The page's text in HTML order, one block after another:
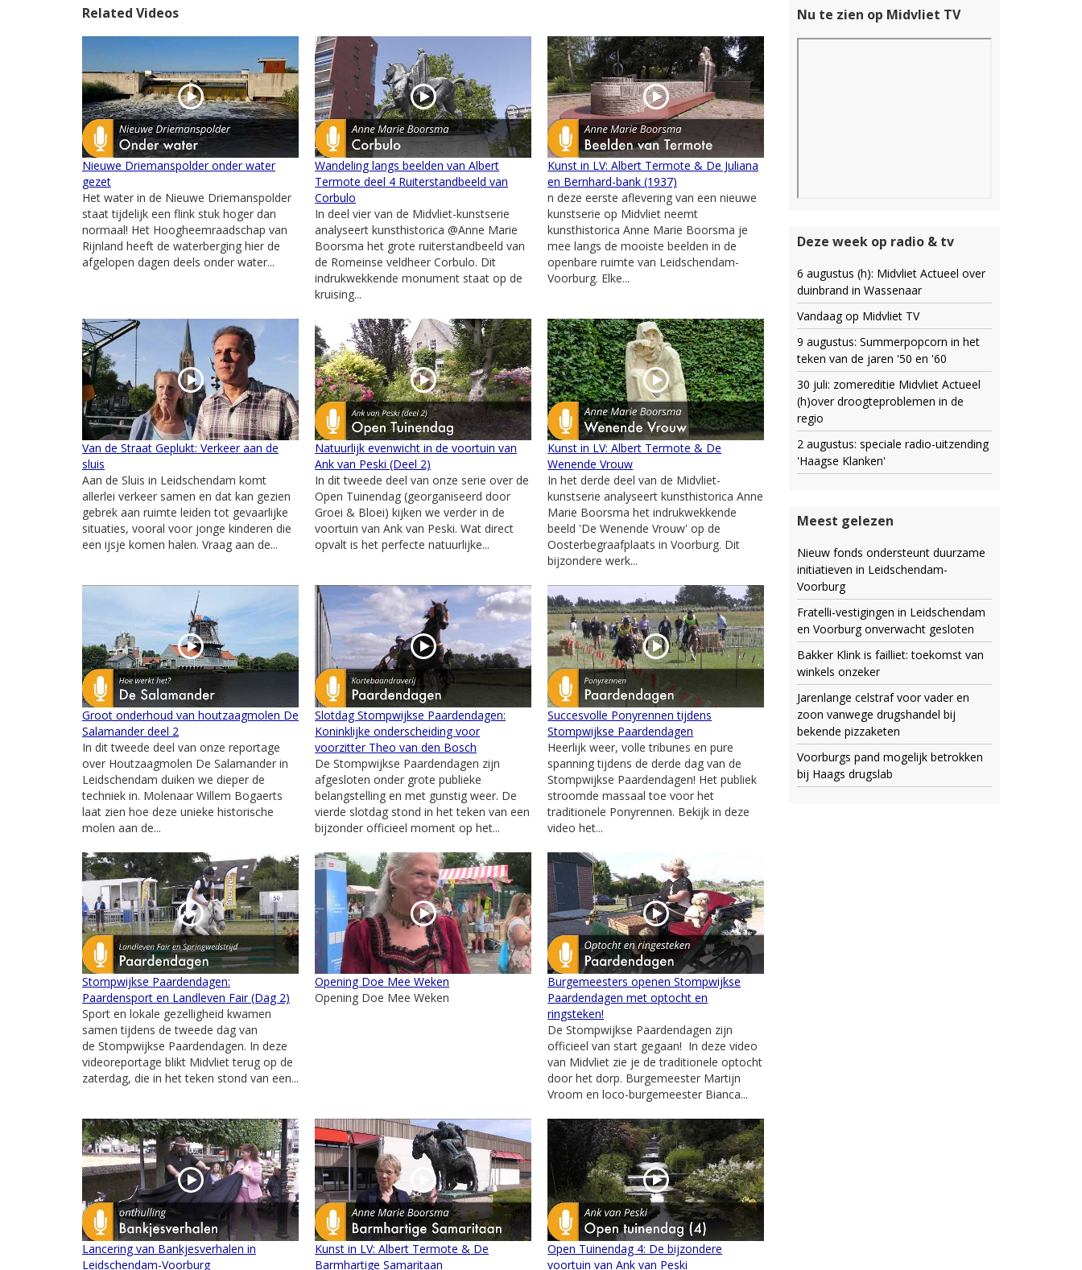
Related Videos
Nieuwe Driemanspolder onder water
gezet
Het water in de Nieuwe Driemanspolder
staat tijdelijk een flink stuk hoger dan
normaal! Het Hoogheemraadschap van
Rijnland heeft de waterberging hier de
afgelopen dagen deels onder water...
Wandeling langs beelden van Albert
Termote deel 4 Ruiterstandbeeld van
Corbulo
In deel vier van de Midvliet-kunstserie
analyseert kunsthistorica @Anne Marie
Boorsma het grote ruiterstandbeeld van
de Romeinse veldheer Corbulo. Dit
indrukwekkende monument staat op de
kruising...
Kunst in LV: Albert Termote & De Juliana
en Bernhard-bank (1937)
n deze eerste aflevering van een nieuwe
kunstserie op Midvliet neemt
kunsthistorica Anne Marie Boorsma je
mee langs de mooiste beelden in de
openbare ruimte van Leidschendam-
Voorburg. Elke...
Van de Straat Geplukt: Verkeer aan de
sluis
Aan de Sluis in Leidschendam komt
allerlei verkeer samen en dat kan gezien
gebrek aan ruimte leiden tot gevaarlijke
situaties, vooral voor jonge kinderen die
een ijsje komen halen. Vraag aan de...
Natuurlijk evenwicht in de voortuin van
Ank van Peski (Deel 2)
In dit tweede deel van onze serie over de
Open Tuinendag (georganiseerd door
Groei & Bloei) kijken we verder in de
voortuin van Ank van Peski. Wat direct
opvalt is het perfecte natuurlijke...
Kunst in LV: Albert Termote & De
Wenende Vrouw
In het derde deel van de Midvliet-
kunstserie analyseert kunsthistorica Anne
Marie Boorsma het indrukwekkende
beeld 'De Wenende Vrouw' op de
Oosterbegraafplaats in Voorburg. Dit
bijzondere werk...
Groot onderhoud van houtzaagmolen De
Salamander deel 2
In dit tweede deel van onze reportage
over Houtzaagmolen De Salamander in
Leidschendam duiken we dieper de
techniek in. Molenaar Willem Bogaerts
laat zien hoe deze unieke historische
molen aan de...
Slotdag Stompwijkse Paardendagen:
Koninklijke onderscheiding voor
voorzitter Theo van den Bosch
De Stompwijkse Paardendagen zijn
afgesloten onder grote publieke
belangstelling en met gunstig weer. De
vierde slotdag stond in het teken van een
bijzonder officieel moment op het...
Succesvolle Ponyrennen tijdens
Stompwijkse Paardendagen
Heerlijk weer, volle tribunes en pure
spanning tijdens de derde dag van de
Stompwijkse Paardendagen! Het publiek
stroomde massaal toe voor het
traditionele Ponyrennen. Bekijk in deze
video het...
Stompwijkse Paardendagen:
Paardensport en Landleven Fair (Dag 2)
Sport en lokale gezelligheid kwamen
samen tijdens de tweede dag van
de Stompwijkse Paardendagen. In deze
videoreportage blikt Midvliet terug op de
zaterdag, die in het teken stond van een...
Opening Doe Mee Weken
Opening Doe Mee Weken
Burgemeesters openen Stompwijkse
Paardendagen met optocht en
ringsteken!
De Stompwijkse Paardendagen zijn
officieel van start gegaan! In deze video
van Midvliet zie je de traditionele optocht
door het dorp. Burgemeester Martijn
Vroom en loco-burgemeester Bianca...
Lancering van Bankjesverhalen in
Leidschendam-Voorburg
Kunst in LV: Albert Termote & De
Barmhartige Samaritaan
Open Tuinendag 4: De bijzondere
voortuin van Ank van Peski
Nu te zien op Midvliet TV
Deze week op radio & tv
6 augustus (h): Midvliet Actueel over
duinbrand in Wassenaar
Vandaag op Midvliet TV
9 augustus: Summerpopcorn in het
teken van de jaren '50 en '60
30 juli: zomereditie Midvliet Actueel
(h)over droogteproblemen in de
regio
2 augustus: speciale radio-uitzending
'Haagse Klanken'
Meest gelezen
Nieuw fonds ondersteunt duurzame
initiatieven in Leidschendam-
Voorburg
Fratelli-vestigingen in Leidschendam
en Voorburg onverwacht gesloten
Bakker Klink is failliet: toekomst van
winkels onzeker
Jarenlange celstraf voor vader en
zoon vanwege drugshandel bij
bekende pizzaketen
Voorburgs pand mogelijk betrokken
bij Haags drugslab